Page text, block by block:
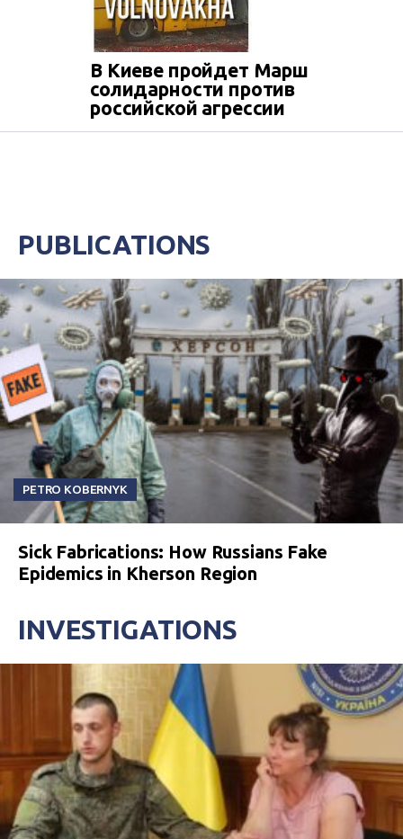
В Киеве пройдет Марш
солидарности против
российской агрессии
PUBLICATIONS
PETRO KOBERNYK
Sick Fabrications: How Russians Fake
Epidemics in Kherson Region
INVESTIGATIONS